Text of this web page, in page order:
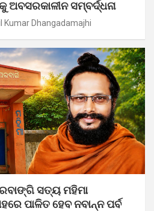
ସମ୍ବର୍ଦ୍ଧନା
Kumar Dhangadamajhi
ସତ୍ୟ ମହିମା
ପାଳିତ ହେବ ନବାନ୍ନ ପର୍ବ